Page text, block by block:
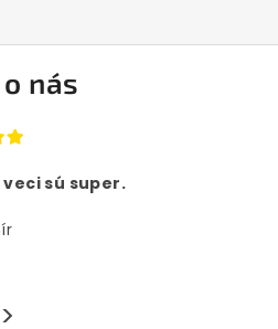
nás
sú super.
>